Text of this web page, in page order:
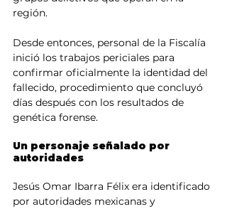
región.
Desde entonces, personal de la Fiscalía
inició los trabajos periciales para
confirmar oficialmente la identidad del
fallecido, procedimiento que concluyó
días después con los resultados de
genética forense.
Un personaje señalado por
autoridades
Jesús Omar Ibarra Félix era identificado
por autoridades mexicanas y